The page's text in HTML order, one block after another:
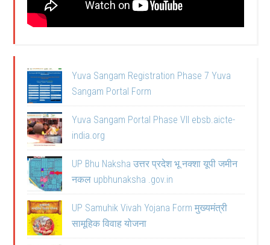
Yuva Sangam Registration Phase 7 Yuva
Sangam Portal Form
Yuva Sangam Portal Phase VII ebsb.aicte-
india.org
UP Bhu Naksha उत्तर प्रदेश भू नक्शा यूपी जमीन
नकल upbhunaksha .gov.in
UP Samuhik Vivah Yojana Form मुख्यमंत्री
सामूहिक विवाह योजना